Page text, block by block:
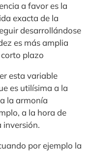
a favor es la
exacta de la
desarrollándose
es más amplia
plazo
esta variable
es utilísima a la
la armonía
a la hora de
inversión.
por ejemplo la